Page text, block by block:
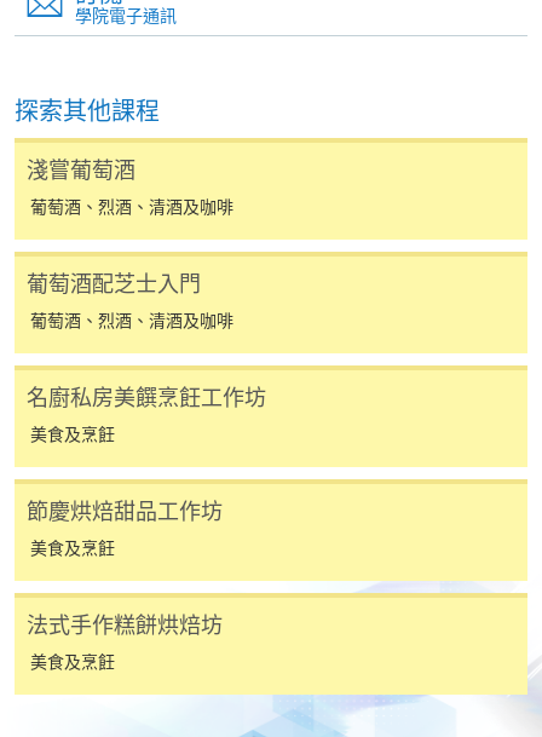
親身報名/郵遞
報讀新課程
凡以「先到先得」為取錄方式的課程，請填妥
SF26報名表，親往
費以及所需證明文件呈交。
[下載報名表SF26
申請學歷頒授及專業課程可能需要其他資料，報名
表可向報名中心或有關課程負責人索取。填妥申請
往報名中心或以郵遞方式遞交。
報讀同一學歷頒授課程內其他單元
​學院為學歷頒授課程特設「註冊及學費通知」，適
用於一般學歷頒授課程。
課程負責人會為學員送上「註冊及學費通知」
(「通知」)，請填妥有關「通知」，並親往報名中
學院電子通訊
探索其他課程
淺嘗葡萄酒
葡萄酒、烈酒、清酒及咖啡
葡萄酒配芝士入門
葡萄酒、烈酒、清酒及咖啡
名廚私房美饌烹飪工作坊
美食及烹飪
節慶烘焙甜品工作坊
美食及烹飪
法式手作糕餅烘焙坊
美食及烹飪